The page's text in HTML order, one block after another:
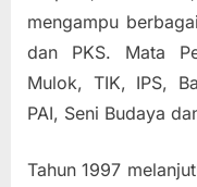
mengampu
dan PKS. Mata
Mulok, TIK, IPS,
PAI, Seni Budaya
Tahun 1997